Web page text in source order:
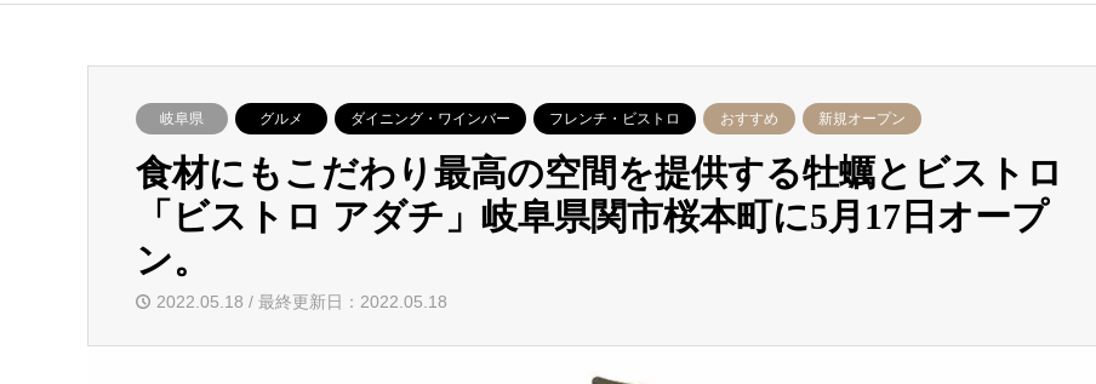
岐阜県 グルメ ダイニング・ワインバー フレンチ・ビストロ おすすめ 新規オープン
食材にもこだわり最高の空間を提供する牡蠣とビストロ
「ビストロ アダチ」岐阜県関市桜本町に5月17日オープ
ン。
2022.05.18 / 最終更新日：2022.05.18